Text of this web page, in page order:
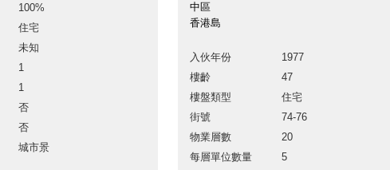
100%
住宅
未知
1
1
否
否
城市景
中區
香港島
入伙年份
1977
樓齡
47
樓盤類型
住宅
街號
74-76
物業層數
20
每層單位數量
5